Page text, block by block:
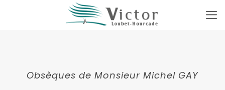
Obsèques de Monsieur Michel GAY